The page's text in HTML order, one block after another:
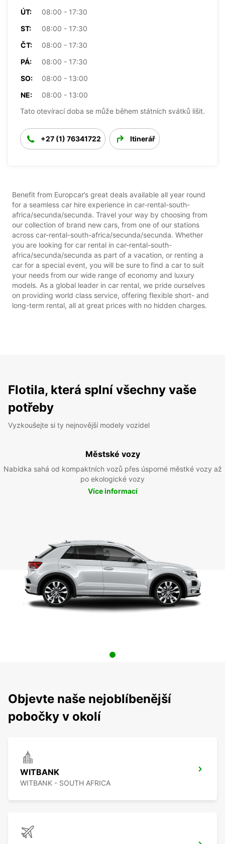
ÚT:
08:00 - 17:30
ST:
08:00 - 17:30
ČT:
08:00 - 17:30
PÁ:
08:00 - 17:30
SO:
08:00 - 13:00
NE:
08:00 - 13:00
Tato otevírací doba se může během státních svátků lišit.
+27 (1) 76341722 Itinerář
Benefit from Europcar’s great deals available all year round
for a seamless car hire experience in car-rental-south-
africa/secunda/secunda. Travel your way by choosing from
our collection of brand new cars, from one of our stations
across car-rental-south-africa/secunda/secunda. Whether
you are looking for car rental in car-rental-south-
africa/secunda/secunda as part of a vacation, or renting a
car for a special event, you will be sure to find a car to suit
your needs from our wide range of economy and luxury
models. As a global leader in car rental, we pride ourselves
on providing world class service, offering flexible short- and
long-term rental, all at great prices with no hidden charges.
Flotila, která splní všechny vaše
potřeby
Vyzkoušejte si ty nejnovější modely vozidel
Městské vozy
Nabídka sahá od kompaktních vozů přes úsporné městké vozy až
po ekologické vozy
Více informací
Objevte naše nejoblíbenější
pobočky v okolí
WITBANK
WITBANK - SOUTH AFRICA